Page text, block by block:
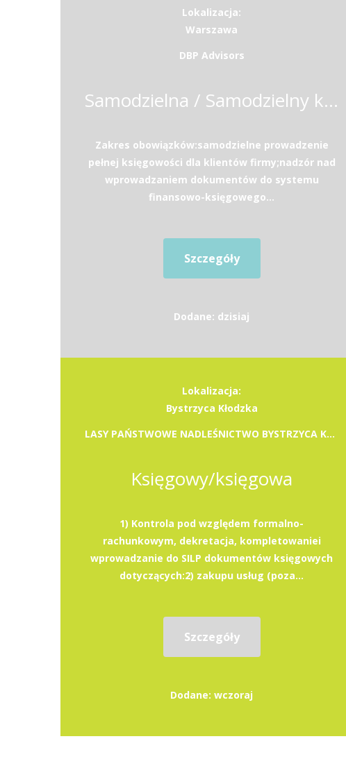
Lokalizacja:
Warszawa
DBP Advisors
Samodzielna / Samodzielny księgowy z językiem angielskim
Zakres obowiązków:samodzielne prowadzenie
pełnej księgowości dla klientów firmy;nadzór nad
wprowadzaniem dokumentów do systemu
finansowo-księgowego...
Szczegóły
Dodane: dzisiaj
Lokalizacja:
Bystrzyca Kłodzka
LASY PAŃSTWOWE NADLEŚNICTWO BYSTRZYCA KŁODZKA
Księgowy/księgowa
1) Kontrola pod względem formalno-
rachunkowym, dekretacja, kompletowaniei
wprowadzanie do SILP dokumentów księgowych
dotyczących:2) zakupu usług (poza...
Szczegóły
Dodane: wczoraj